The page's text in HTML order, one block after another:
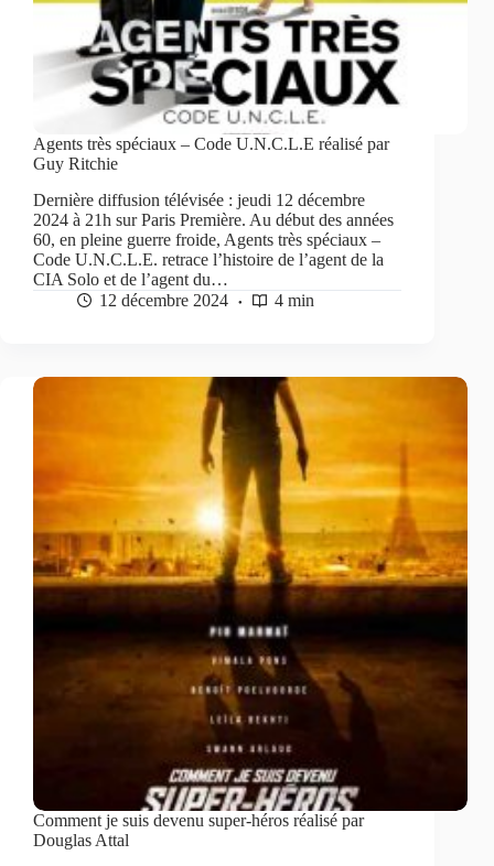
Agents très spéciaux – Code U.N.C.L.E réalisé par
Guy Ritchie
Dernière diffusion télévisée : jeudi 12 décembre
2024 à 21h sur Paris Première. Au début des années
60, en pleine guerre froide, Agents très spéciaux –
Code U.N.C.L.E. retrace l’histoire de l’agent de la
CIA Solo et de l’agent du…
12 décembre 2024
4 min
Comment je suis devenu super-héros réalisé par
Douglas Attal